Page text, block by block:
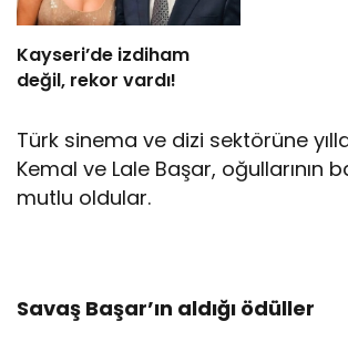
Kayseri’de izdiham
değil, rekor vardı!
Türk sinema ve dizi sektörüne
Kemal ve Lale Başar, oğullarının
mutlu oldular.
Savaş Başar’ın aldığı ödüller